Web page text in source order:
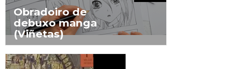
Obradoiro de
debuxo manga
(Viñetas)